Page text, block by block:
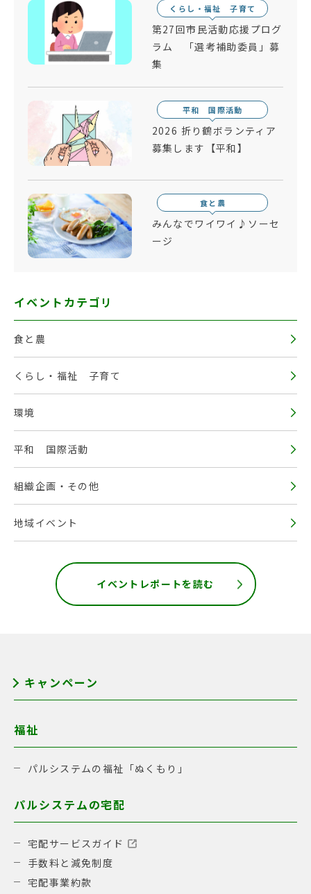
くらし・福祉 子育て
第27回市民活動応援プログ
ラム 「選考補助委員」募
集
平和 国際活動
2026 折り鶴ボランティア
募集します【平和】
食と農
みんなでワイワイ♪ソーセ
ージ
イベントカテゴリ
食と農
くらし・福祉 子育て
環境
平和 国際活動
組織企画・その他
地域イベント
イベントレポートを読む
キャンペーン
福祉
パルシステムの福祉「ぬくもり」
パルシステムの宅配
宅配サービスガイド
手数料と減免制度
宅配事業約款